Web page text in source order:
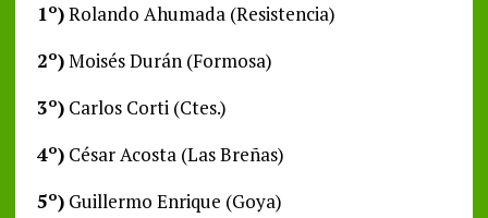
1º)Rolando Ahumada (Resistencia)
2º)Moisés Durán (Formosa)
3º)Carlos Corti (Ctes.)
4º)César Acosta (Las Breñas)
5º)Guillermo Enrique (Goya)